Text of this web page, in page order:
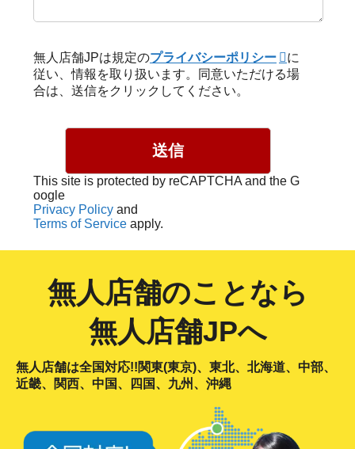
無人店舗JPは規定のプライバシーポリシー
に
従い、情報を取り扱います。同意いただける場
合は、送信をクリックしてください。
This site is protected by reCAPTCHA and the G
oogle
Privacy Policyand
Terms of Serviceapply.
無人店舗のことなら
無人店舗JPへ
無人店舗は全国対応!!関東(東京)、東北、北海道、中部、
近畿、関西、中国、四国、九州、沖縄